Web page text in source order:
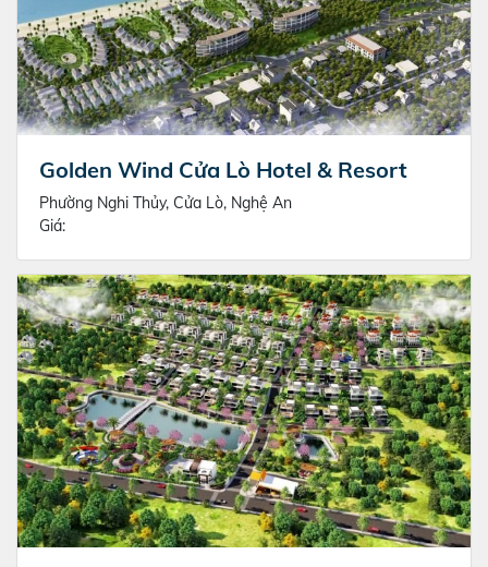
Golden Wind Cửa Lò Hotel & Resort
Phường Nghi Thủy, Cửa Lò, Nghệ An
Giá: